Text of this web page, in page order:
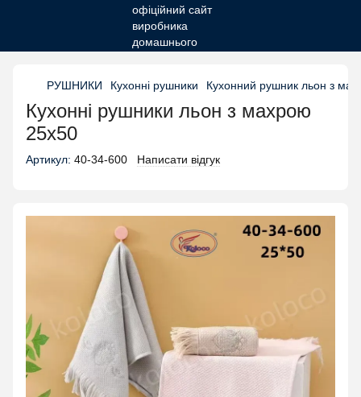
РУШНИКИ Кухонні рушники Кухонний рушник льон з
Кухонні рушники льон з махрою
25х50
Артикул: 40-34-600 Написати відгук